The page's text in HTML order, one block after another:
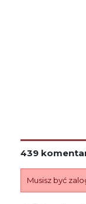
439
Musisz być